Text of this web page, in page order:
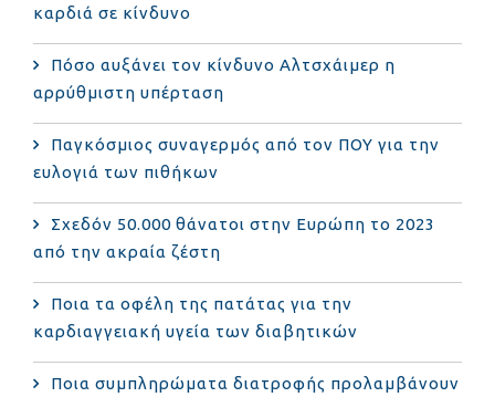
καρδιά σε κίνδυνο
Πόσο αυξάνει τον κίνδυνο Αλτσχάιμερ η
αρρύθμιστη υπέρταση
Παγκόσμιος συναγερμός από τον ΠΟΥ για την
ευλογιά των πιθήκων
Σχεδόν 50.000 θάνατοι στην Ευρώπη το 2023
από την ακραία ζέστη
Ποια τα οφέλη της πατάτας για την
καρδιαγγειακή υγεία των διαβητικών
Ποια συμπληρώματα διατροφής προλαμβάνουν